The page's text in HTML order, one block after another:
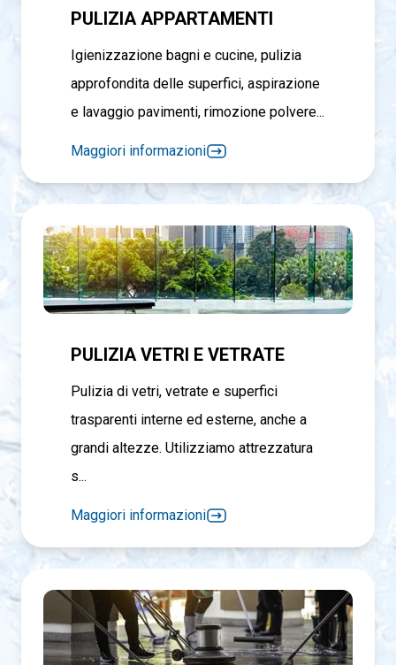
PULIZIA APPARTAMENTI
Igienizzazione bagni e cucine, pulizia
approfondita delle superfici, aspirazione
e lavaggio pavimenti, rimozione polvere...
Maggiori informazioni
PULIZIA VETRI E VETRATE
Pulizia di vetri, vetrate e superfici
trasparenti interne ed esterne, anche a
grandi altezze. Utilizziamo attrezzatura
s...
Maggiori informazioni